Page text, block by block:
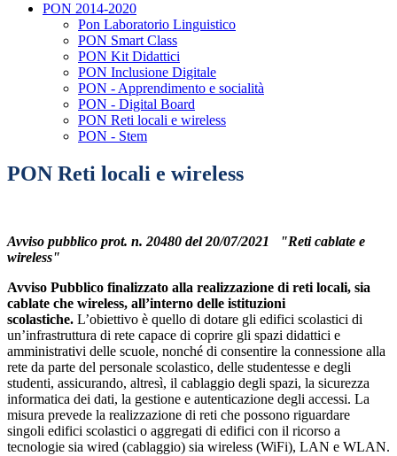
PON 2014-2020
Pon Laboratorio Linguistico
PON Smart Class
PON Kit Didattici
PON Inclusione Digitale
PON - Apprendimento e socialità
PON - Digital Board
PON Reti locali e wireless
PON - Stem
PON Reti locali e wireless
Avviso pubblico prot. n. 20480 del 20/07/2021
"Reti cablate e
wireless"
Avviso Pubblico finalizzato alla realizzazione di reti locali, sia
cablate che wireless, all’interno delle istituzioni
scolastiche. L’obiettivo è quello di dotare gli edifici scolastici di
un’infrastruttura di rete capace di coprire gli spazi didattici e
amministrativi delle scuole, nonché di consentire la connessione alla
rete da parte del personale scolastico, delle studentesse e degli
studenti, assicurando, altresì, il cablaggio degli spazi, la sicurezza
informatica dei dati, la gestione e autenticazione degli accessi. La
misura prevede la realizzazione di reti che possono riguardare
singoli edifici scolastici o aggregati di edifici con il ricorso a
tecnologie sia wired (cablaggio) sia wireless (WiFi), LAN e WLAN.